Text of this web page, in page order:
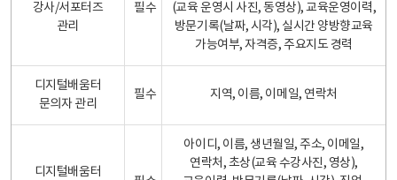
강사/서포터즈
관리
필수
(교육 운영시 사진, 동영상), 교육운영이력,
방문기록(날짜, 시각), 실시간 양방향교육
가능여부, 자격증, 주요지도 경력
디지털배움터
문의자 관리
필수 지역, 이름, 이메일, 연락처
디지털배움터
아이디, 이름, 생년월일, 주소, 이메일,
연락처, 초상(교육 수강사진, 영상),